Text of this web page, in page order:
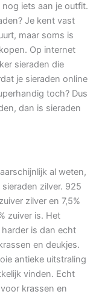
iets aan je outfit.
Je kent vast
maar soms is
Op internet
sieraden die
je sieraden online
toch? Dus
dan is sieraden
al weten,
zilver. 925
zilver en 7,5%
zuiver is. Het
is dan echt
en deukjes.
antieke uitstraling
vinden. Echt
krassen en